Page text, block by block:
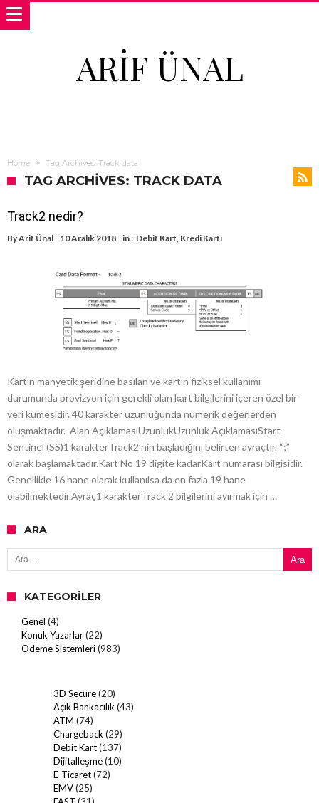
ARIF ÜNAL
Home Tag Archives: Track data
TAG ARCHIVES: TRACK DATA
Track2 nedir?
ByArif Ünal 10 Aralık 2018 in : Debit Kart, Kredi Kartı
Kartın manyetik şeridine basılan ve kartın fiziksel kullanımı
durumunda provizyon için gerekli olan kart bilgilerini içeren özel bir
veri kümesidir. 40 karakter uzunluğunda nümerik değerlerden
oluşmaktadır. Alan AçıklamasıUzunlukUzunluk AçıklamasıStart
Sentinel (SS)1 karakterTrack2’nin başladığını belirten ayraçtır. “;”
olarak başlamaktadır.Kart No 19 digite kadarKart numarası bilgisidir.
Genellikle 16 hane olarak kullanılsa da en fazla 19 hane
olabilmektedir.Ayraç1 karakterTrack 2 bilgilerini ayırmak için …
ARA
Arama:
KATEGORILER
Genel (4)
Konuk Yazarlar(22)
Ödeme Sistemleri(983)
3D Secure(20)
Açık Bankacılık (43)
ATM (74)
Chargeback (29)
Debit Kart(137)
Dijitalleşme(10)
E-Ticaret(72)
EMV(25)